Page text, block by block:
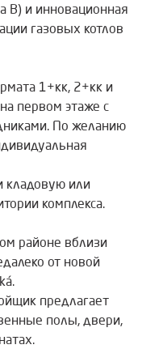
B) и инновационная
газовых котлов
1+кк, 2+кк и
первом этаже с
По желанию
кладовую или
комплекса.
районе вблизи
от новой
предлагает
полы, двери,